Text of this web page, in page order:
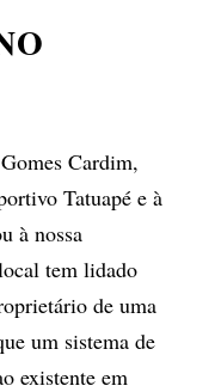
Cardim,
Tatuapé e à
à nossa
tem lidado
de uma
um sistema de
existente em